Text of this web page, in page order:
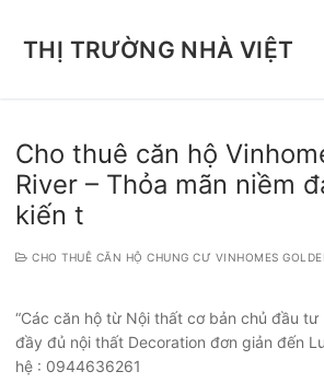
THỊ TRƯỜNG NHÀ VIỆT
Cho thuê căn hộ
River – Thỏa mãn niềm
kiến t
CHO THUÊ CĂN HỘ CHUNG CƯ VINHOMES
“Các căn hộ từ Nội thất cơ bản chủ đầu
đầy đủ nội thất Decoration đơn giản đến
hệ : 0944636261